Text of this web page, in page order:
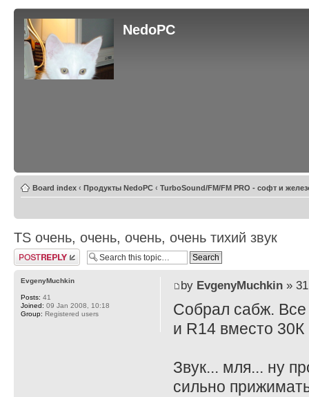
NedoPC
Board index ‹ Продукты NedoPC ‹ TurboSound/FM/FM PRO - софт и
TS очень, очень, очень, очень тихий звук
Post a reply
by EvgenyMuchkin» 31
Собрал сабж.
и R14 вместо 30К
Звук... мля... ну
сильно
EvgenyMuchkin
Posts: 41
Joined: 09 Jan 2008, 10:18
Group: Registered users